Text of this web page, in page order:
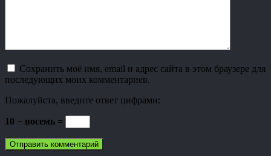
Сохранить моё имя, email и адрес сайта в этом браузере для
последующих моих комментариев.
Пожалуйста, введите ответ цифрами:
10 − восемь =